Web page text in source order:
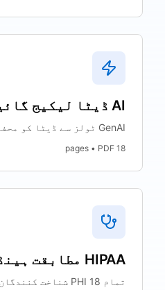
AI ڈیٹا لیکیج گائیڈ
GenAI ٹولز سے ڈیٹا کو محفوظ کریں
18
HIPAA مطابقت ہینڈ بک
تمام 18 PHI شناخت کنندگان شامل ہیں